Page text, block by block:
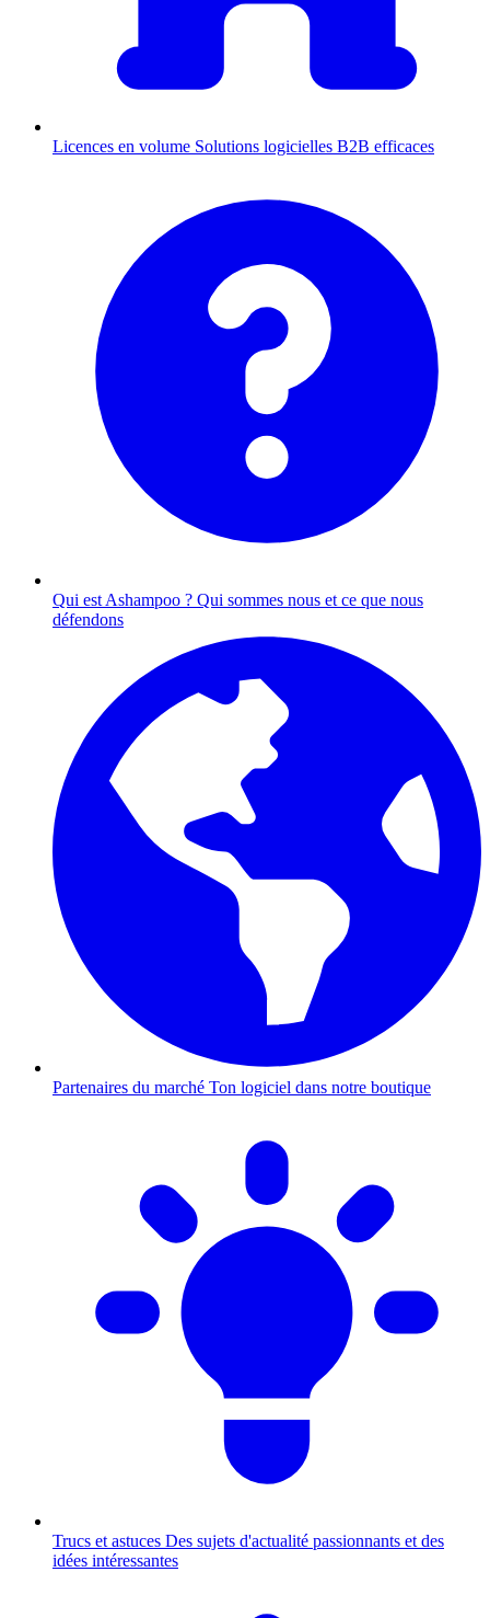
Licences en volume Solutions logicielles B2B efficaces
Qui est Ashampoo ? Qui sommes nous et ce que nous
défendons
Partenaires du marché Ton logiciel dans notre boutique
Trucs et astuces Des sujets d'actualité passionnants et des
idées intéressantes